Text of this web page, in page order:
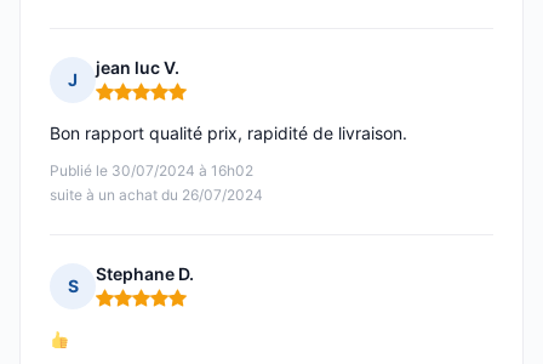
J
jean luc V.
Note : 5 sur 5
Publié le 30/07/2024 à 16h02
suite à un achat du 26/07/2024
Bon rapport qualité prix, rapidité de livraison.
S
Stephane D.
Note : 5 sur 5